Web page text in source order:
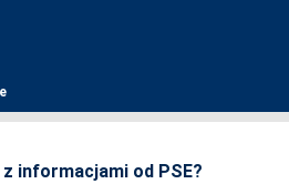
informacjami od PSE?